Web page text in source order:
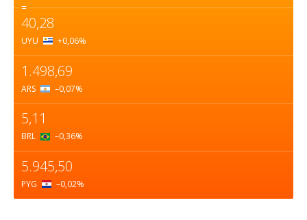
=
40,28
UYU +0,06%
1.498,69
ARS –0,07%
5,11
BRL –0,36%
5.945,50
PYG –0,02%